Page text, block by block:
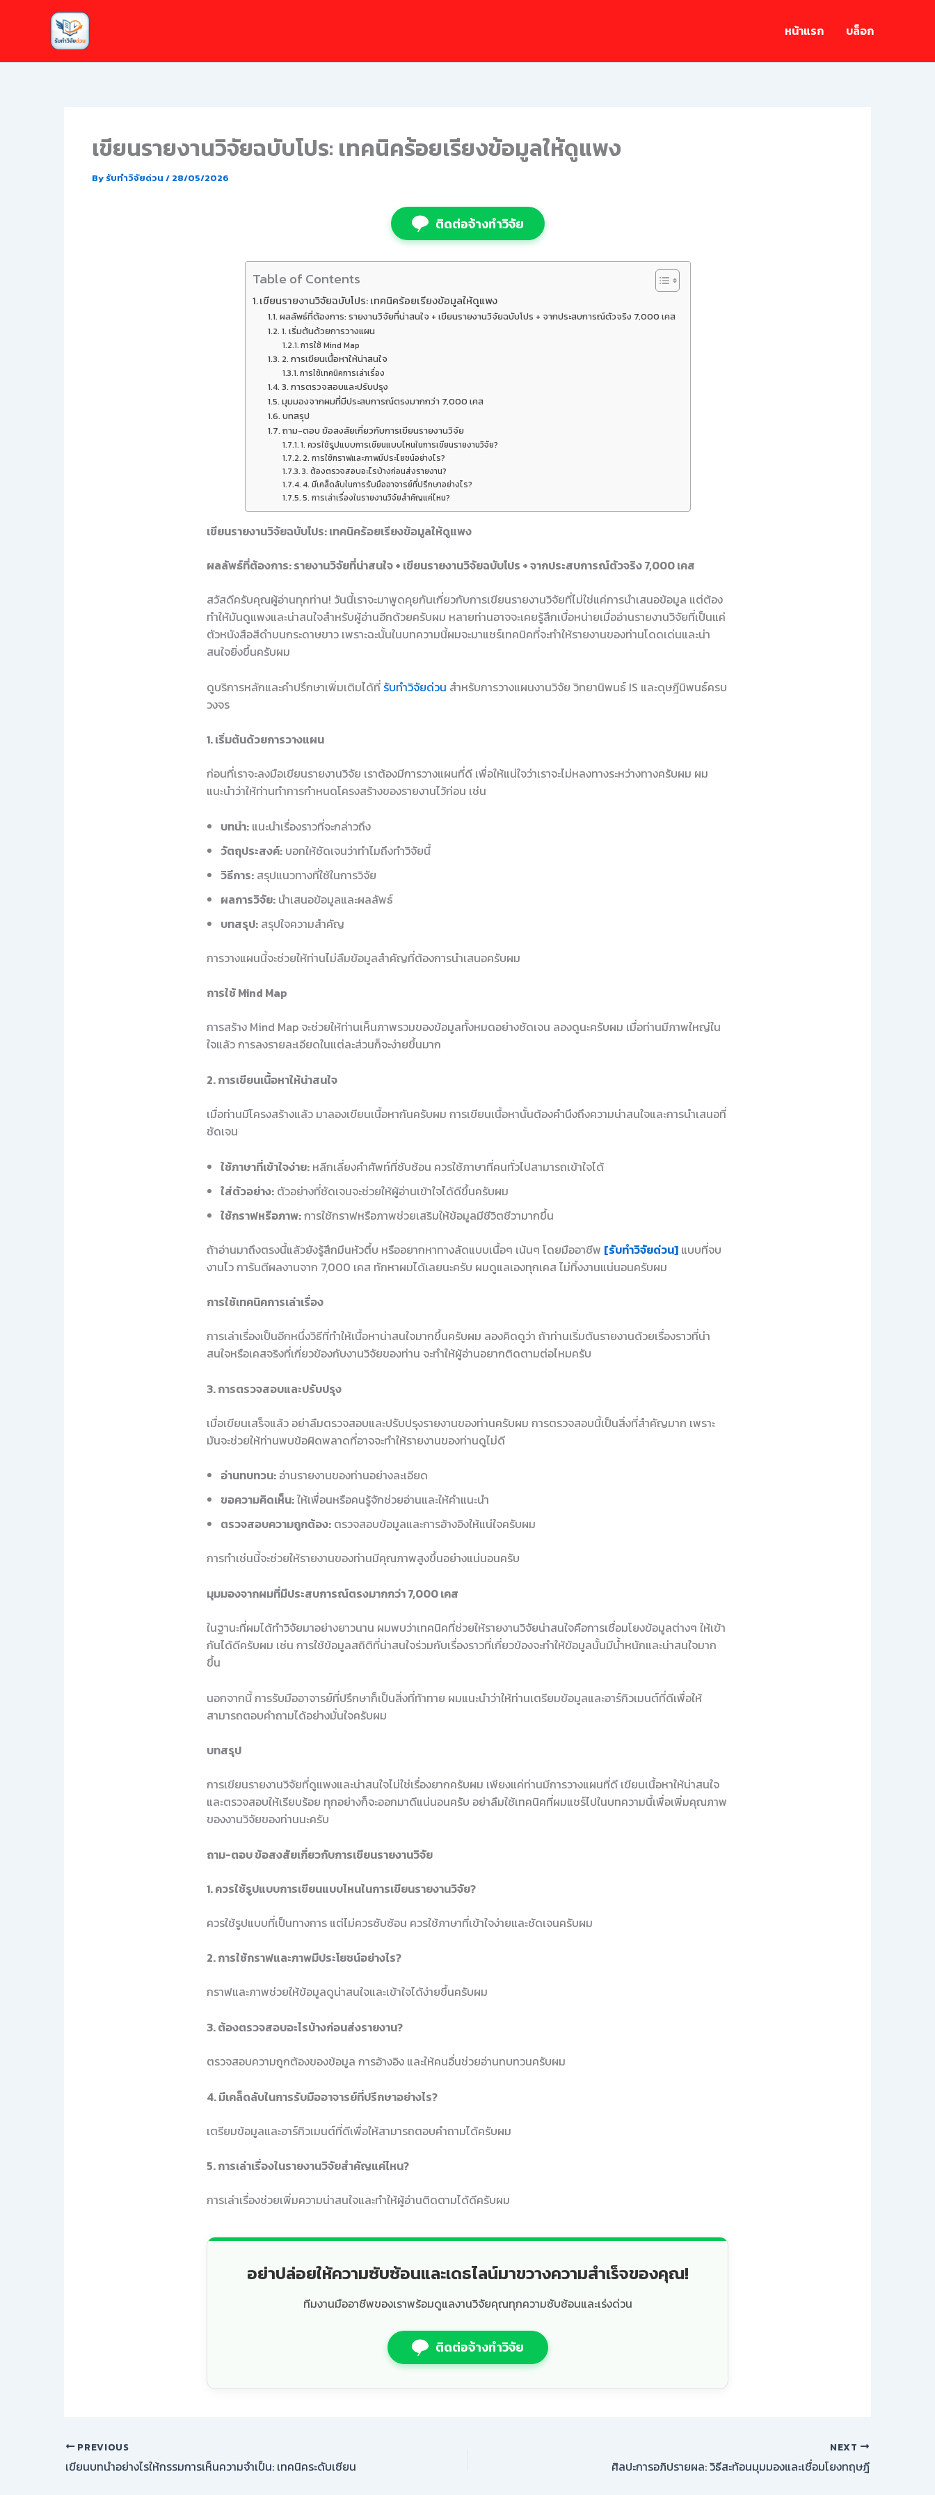
หน้าแรก บล็อก
เขียนรายงานวิจัยฉบับโปร: เทคนิคร้อยเรียงข้อมูลให้ดูแพง
By รับทำวิจัยด่วน / 28/05/2026
ติดต่อจ้างทำวิจัย
Table of Contents
เขียนรายงานวิจัยฉบับโปร: เทคนิคร้อยเรียงข้อมูลให้ดูแพง
ผลลัพธ์ที่ต้องการ: รายงานวิจัยที่น่าสนใจ + เขียนรายงานวิจัยฉบับโปร + จากประสบการณ์ตัวจริง 7,000 เคส
1. เริ่มต้นด้วยการวางแผน
การใช้ Mind Map
2. การเขียนเนื้อหาให้น่าสนใจ
การใช้เทคนิคการเล่าเรื่อง
3. การตรวจสอบและปรับปรุง
มุมมองจากผมที่มีประสบการณ์ตรงมากกว่า 7,000 เคส
บทสรุป
ถาม-ตอบ ข้อสงสัยเกี่ยวกับการเขียนรายงานวิจัย
1. ควรใช้รูปแบบการเขียนแบบไหนในการเขียนรายงานวิจัย?
2. การใช้กราฟและภาพมีประโยชน์อย่างไร?
3. ต้องตรวจสอบอะไรบ้างก่อนส่งรายงาน?
4. มีเคล็ดลับในการรับมืออาจารย์ที่ปรึกษาอย่างไร?
5. การเล่าเรื่องในรายงานวิจัยสำคัญแค่ไหน?
เขียนรายงานวิจัยฉบับโปร: เทคนิคร้อยเรียงข้อมูลให้ดูแพง
ผลลัพธ์ที่ต้องการ: รายงานวิจัยที่น่าสนใจ + เขียนรายงานวิจัยฉบับโปร + จากประสบการณ์ตัวจริง 7,000 เคส
สวัสดีครับคุณผู้อ่านทุกท่าน! วันนี้เราจะมาพูดคุยกันเกี่ยวกับการเขียนรายงานวิจัยที่ไม่ใช่แค่การนำเสนอข้อมูล แต่ต้อง
ทำให้มันดูแพงและน่าสนใจสำหรับผู้อ่านอีกด้วยครับผม หลายท่านอาจจะเคยรู้สึกเบื่อหน่ายเมื่ออ่านรายงานวิจัยที่เป็นแค่
ตัวหนังสือสีดำบนกระดาษขาว เพราะฉะนั้นในบทความนี้ผมจะมาแชร์เทคนิคที่จะทำให้รายงานของท่านโดดเด่นและน่า
สนใจยิ่งขึ้นครับผม
ดูบริการหลักและคำปรึกษาเพิ่มเติมได้ที่ รับทำวิจัยด่วน สำหรับการวางแผนงานวิจัย วิทยานิพนธ์ IS และดุษฎีนิพนธ์ครบ
วงจร
1. เริ่มต้นด้วยการวางแผน
ก่อนที่เราจะลงมือเขียนรายงานวิจัย เราต้องมีการวางแผนที่ดี เพื่อให้แน่ใจว่าเราจะไม่หลงทางระหว่างทางครับผม ผม
แนะนำว่าให้ท่านทำการกำหนดโครงสร้างของรายงานไว้ก่อน เช่น
บทนำ: แนะนำเรื่องราวที่จะกล่าวถึง
วัตถุประสงค์: บอกให้ชัดเจนว่าทำไมถึงทำวิจัยนี้
วิธีการ: สรุปแนวทางที่ใช้ในการวิจัย
ผลการวิจัย: นำเสนอข้อมูลและผลลัพธ์
บทสรุป: สรุปใจความสำคัญ
การวางแผนนี้จะช่วยให้ท่านไม่ลืมข้อมูลสำคัญที่ต้องการนำเสนอครับผม
การใช้ Mind Map
การสร้าง Mind Map จะช่วยให้ท่านเห็นภาพรวมของข้อมูลทั้งหมดอย่างชัดเจน ลองดูนะครับผม เมื่อท่านมีภาพใหญ่ใน
ใจแล้ว การลงรายละเอียดในแต่ละส่วนก็จะง่ายขึ้นมาก
2. การเขียนเนื้อหาให้น่าสนใจ
เมื่อท่านมีโครงสร้างแล้ว มาลองเขียนเนื้อหากันครับผม การเขียนเนื้อหานั้นต้องคำนึงถึงความน่าสนใจและการนำเสนอที่
ชัดเจน
ใช้ภาษาที่เข้าใจง่าย: หลีกเลี่ยงคำศัพท์ที่ซับซ้อน ควรใช้ภาษาที่คนทั่วไปสามารถเข้าใจได้
ใส่ตัวอย่าง: ตัวอย่างที่ชัดเจนจะช่วยให้ผู้อ่านเข้าใจได้ดีขึ้นครับผม
ใช้กราฟหรือภาพ:การใช้กราฟหรือภาพช่วยเสริมให้ข้อมูลมีชีวิตชีวามากขึ้น
ถ้าอ่านมาถึงตรงนี้แล้วยังรู้สึกมึนหัวตึ้บ หรืออยากหาทางลัดแบบเนื้อๆ เน้นๆ โดยมืออาชีพ [รับทำวิจัยด่วน] แบบที่จบ
งานไว การันตีผลงานจาก 7,000 เคส ทักหาผมได้เลยนะครับ ผมดูแลเองทุกเคส ไม่ทิ้งงานแน่นอนครับผม
การใช้เทคนิคการเล่าเรื่อง
การเล่าเรื่องเป็นอีกหนึ่งวิธีที่ทำให้เนื้อหาน่าสนใจมากขึ้นครับผม ลองคิดดูว่า ถ้าท่านเริ่มต้นรายงานด้วยเรื่องราวที่น่า
สนใจหรือเคสจริงที่เกี่ยวข้องกับงานวิจัยของท่าน จะทำให้ผู้อ่านอยากติดตามต่อไหมครับ
3. การตรวจสอบและปรับปรุง
เมื่อเขียนเสร็จแล้ว อย่าลืมตรวจสอบและปรับปรุงรายงานของท่านครับผม การตรวจสอบนี้เป็นสิ่งที่สำคัญมาก เพราะ
มันจะช่วยให้ท่านพบข้อผิดพลาดที่อาจจะทำให้รายงานของท่านดูไม่ดี
อ่านทบทวน: อ่านรายงานของท่านอย่างละเอียด
ขอความคิดเห็น:ให้เพื่อนหรือคนรู้จักช่วยอ่านและให้คำแนะนำ
ตรวจสอบความถูกต้อง: ตรวจสอบข้อมูลและการอ้างอิงให้แน่ใจครับผม
การทำเช่นนี้จะช่วยให้รายงานของท่านมีคุณภาพสูงขึ้นอย่างแน่นอนครับ
มุมมองจากผมที่มีประสบการณ์ตรงมากกว่า 7,000 เคส
ในฐานะที่ผมได้ทำวิจัยมาอย่างยาวนาน ผมพบว่าเทคนิคที่ช่วยให้รายงานวิจัยน่าสนใจคือการเชื่อมโยงข้อมูลต่างๆ ให้เข้า
กันได้ดีครับผม เช่น การใช้ข้อมูลสถิติที่น่าสนใจร่วมกับเรื่องราวที่เกี่ยวข้องจะทำให้ข้อมูลนั้นมีน้ำหนักและน่าสนใจมาก
ขึ้น
นอกจากนี้ การรับมืออาจารย์ที่ปรึกษาก็เป็นสิ่งที่ท้าทาย ผมแนะนำว่าให้ท่านเตรียมข้อมูลและอาร์กิวเมนต์ที่ดีเพื่อให้
สามารถตอบคำถามได้อย่างมั่นใจครับผม
บทสรุป
การเขียนรายงานวิจัยที่ดูแพงและน่าสนใจไม่ใช่เรื่องยากครับผม เพียงแค่ท่านมีการวางแผนที่ดี เขียนเนื้อหาให้น่าสนใจ
และตรวจสอบให้เรียบร้อย ทุกอย่างก็จะออกมาดีแน่นอนครับ อย่าลืมใช้เทคนิคที่ผมแชร์ไปในบทความนี้เพื่อเพิ่มคุณภาพ
ของงานวิจัยของท่านนะครับ
ถาม-ตอบ ข้อสงสัยเกี่ยวกับการเขียนรายงานวิจัย
1. ควรใช้รูปแบบการเขียนแบบไหนในการเขียนรายงานวิจัย?
ควรใช้รูปแบบที่เป็นทางการ แต่ไม่ควรซับซ้อน ควรใช้ภาษาที่เข้าใจง่ายและชัดเจนครับผม
2. การใช้กราฟและภาพมีประโยชน์อย่างไร?
กราฟและภาพช่วยให้ข้อมูลดูน่าสนใจและเข้าใจได้ง่ายขึ้นครับผม
3. ต้องตรวจสอบอะไรบ้างก่อนส่งรายงาน?
ตรวจสอบความถูกต้องของข้อมูล การอ้างอิง และให้คนอื่นช่วยอ่านทบทวนครับผม
4. มีเคล็ดลับในการรับมืออาจารย์ที่ปรึกษาอย่างไร?
เตรียมข้อมูลและอาร์กิวเมนต์ที่ดีเพื่อให้สามารถตอบคำถามได้ครับผม
5. การเล่าเรื่องในรายงานวิจัยสำคัญแค่ไหน?
การเล่าเรื่องช่วยเพิ่มความน่าสนใจและทำให้ผู้อ่านติดตามได้ดีครับผม
อย่าปล่อยให้ความซับซ้อนและเดธไลน์มาขวางความสำเร็จของคุณ!
ทีมงานมืออาชีพของเราพร้อมดูแลงานวิจัยคุณทุกความซับซ้อนและเร่งด่วน
ติดต่อจ้างทำวิจัย
PREVIOUS
เขียนบทนำอย่างไรให้กรรมการเห็นความจำเป็น: เทคนิคระดับเซียน
NEXT
ศิลปะการอภิปรายผล: วิธีสะท้อนมุมมองและเชื่อมโยงทฤษฎี